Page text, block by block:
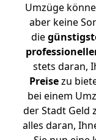
Umzüge
aber keine
die
stets daran,
Preisezu
bei einem
der Stadt Geld
alles daran,